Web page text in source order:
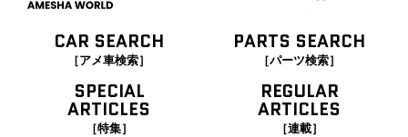
CAR SEARCH
［アメ車検索］
PARTS SEARCH
［パーツ検索］
SPECIAL
ARTICLES
［特集］
REGULAR
ARTICLES
［連載］